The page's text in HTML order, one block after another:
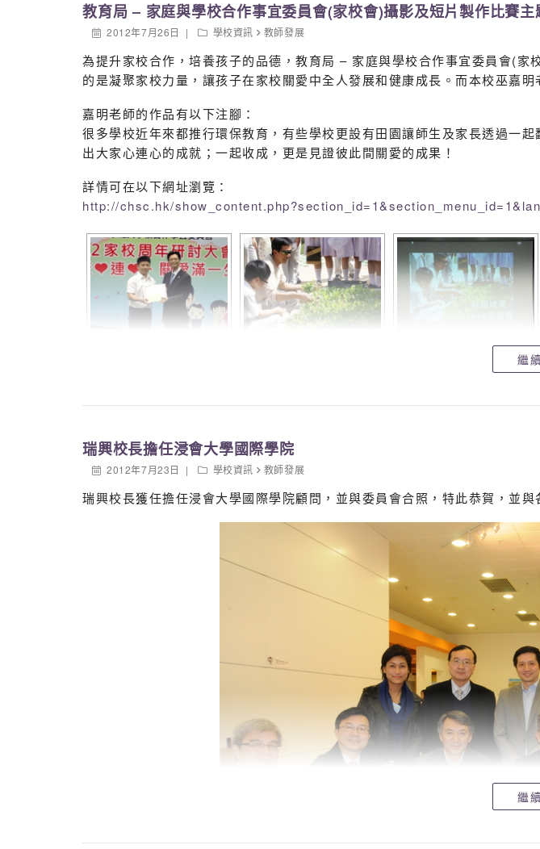
教育局 – 家庭與學校合作事宜委員會(家校會)攝影及短片製作比賽主
2012年7月26日 學校資訊 教師發展
為提升家校合作，培養孩子的品德，教育局 – 家庭與學校合作事宜委員會(
的是凝聚家校力量，讓孩子在家校關愛中全人發展和健康成長。而本校巫嘉明
嘉明老師的作品有以下注腳：
很多學校近年來都推行環保教育，有些學校更設有田園讓師生及家長透過一
出大家心連心的成就；一起收成，更是見證彼此間關愛的成果！
詳情可在以下網址瀏覽：
http://chsc.hk/
繼
瑞興校長擔任浸會大學國際學院
2012年7月23日 學校資訊 教師發展
瑞興校長獲任擔任浸會大學國際學院顧問，並與委員會合照，特此恭賀，並與
繼